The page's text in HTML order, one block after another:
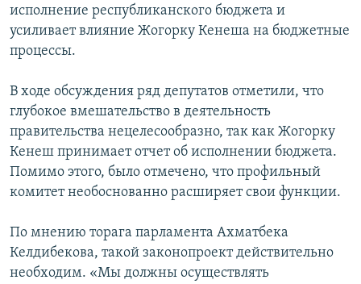
исполнение республиканского бюджета и
усиливает влияние Жогорку Кенеша на бюджетные
процессы.
В ходе обсуждения ряд депутатов отметили, что
глубокое вмешательство в деятельность
правительства нецелесообразно, так как Жогорку
Кенеш принимает отчет об исполнении бюджета.
Помимо этого, было отмечено, что профильный
комитет необоснованно расширяет свои функции.
По мнению торага парламента Ахматбека
Келдибекова, такой законопроект действительно
необходим. «Мы должны осуществлять